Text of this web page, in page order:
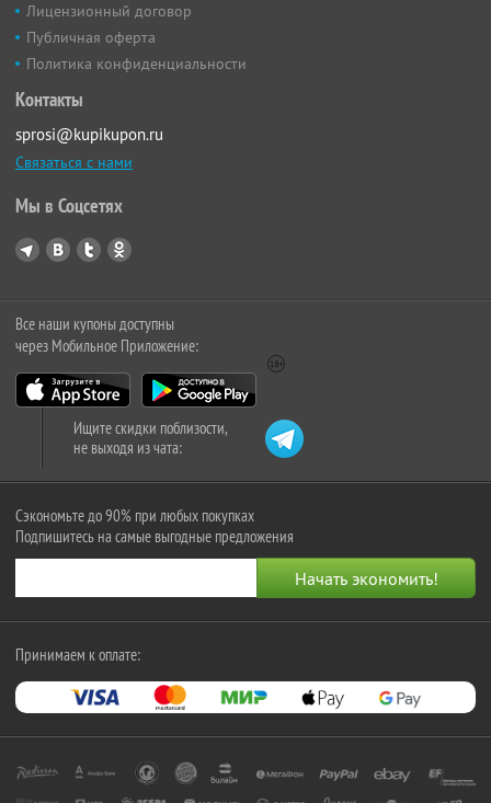
Лицензионный договор
Публичная оферта
Политика конфиденциальности
Контакты
sprosi@kupikupon.ru
Связаться с нами
Мы в Соцсетях
Все наши купоны доступны
через Мобильное Приложение:
Ищите скидки поблизости,
не выходя из чата:
Сэкономьте до 90% при любых покупках
Подпишитесь на самые выгодные предложения
Принимаем к оплате: